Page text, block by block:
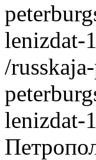
lenizdat-
/
lenizdat-